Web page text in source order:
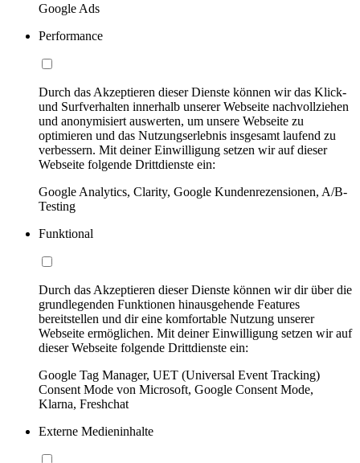
Google Ads
Performance
Durch das Akzeptieren dieser Dienste können wir das Klick-
und Surfverhalten innerhalb unserer Webseite nachvollziehen
und anonymisiert auswerten, um unsere Webseite zu
optimieren und das Nutzungserlebnis insgesamt laufend zu
verbessern. Mit deiner Einwilligung setzen wir auf dieser
Webseite folgende Drittdienste ein:
Google Analytics, Clarity, Google Kundenrezensionen, A/B-
Testing
Funktional
Durch das Akzeptieren dieser Dienste können wir dir über die
grundlegenden Funktionen hinausgehende Features
bereitstellen und dir eine komfortable Nutzung unserer
Webseite ermöglichen. Mit deiner Einwilligung setzen wir auf
dieser Webseite folgende Drittdienste ein:
Google Tag Manager, UET (Universal Event Tracking)
Consent Mode von Microsoft, Google Consent Mode,
Klarna, Freshchat
Externe Medieninhalte